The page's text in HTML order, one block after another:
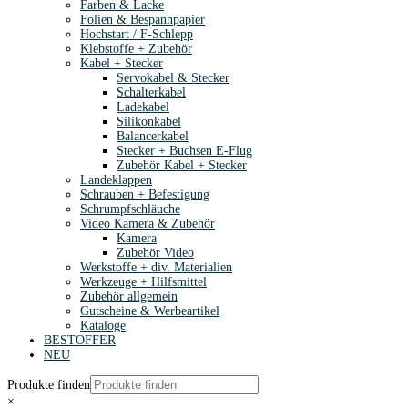
Farben & Lacke
Folien & Bespannpapier
Hochstart / F-Schlepp
Klebstoffe + Zubehör
Kabel + Stecker
Servokabel & Stecker
Schalterkabel
Ladekabel
Silikonkabel
Balancerkabel
Stecker + Buchsen E-Flug
Zubehör Kabel + Stecker
Landeklappen
Schrauben + Befestigung
Schrumpfschläuche
Video Kamera & Zubehör
Kamera
Zubehör Video
Werkstoffe + div. Materialien
Werkzeuge + Hilfsmittel
Zubehör allgemein
Gutscheine & Werbeartikel
Kataloge
BESTOFFER
NEU
Produkte finden
×